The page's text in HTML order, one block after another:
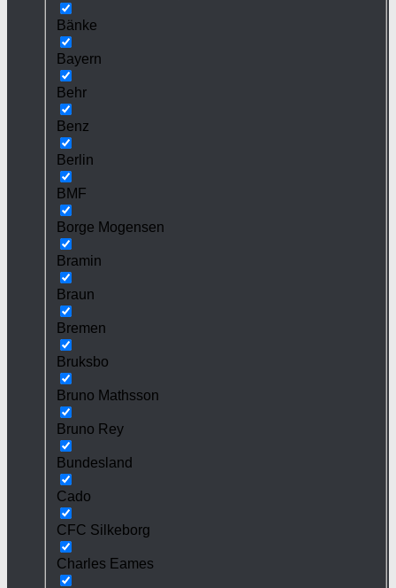
Bänke
Bayern
Behr
Benz
Berlin
BMF
Borge Mogensen
Bramin
Braun
Bremen
Bruksbo
Bruno Mathsson
Bruno Rey
Bundesland
Cado
CFC Silkeborg
Charles Eames